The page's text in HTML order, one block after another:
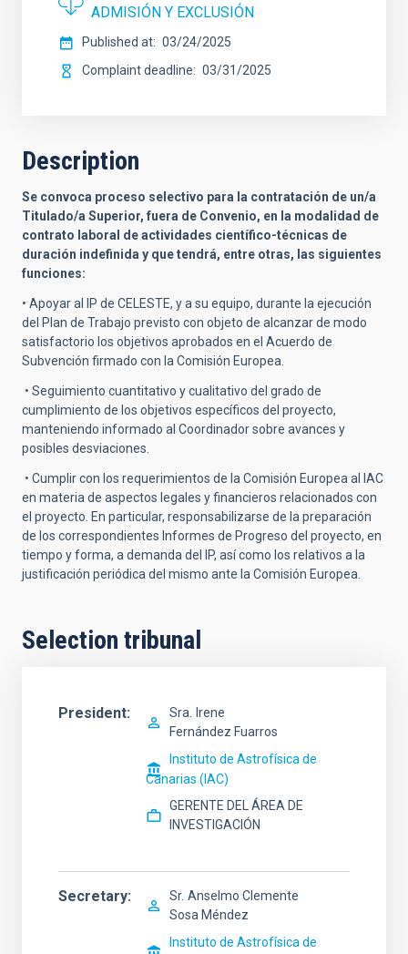
ADMISIÓN Y EXCLUSIÓN
Published at
03/24/2025
Complaint deadline
03/31/2025
Description
Se convoca proceso selectivo para la contratación de un/a
Titulado/a Superior, fuera de Convenio, en la modalidad de
contrato laboral de actividades científico-técnicas de
duración indefinida y que tendrá, entre otras, las siguientes
funciones:
• Apoyar al IP de CELESTE, y a su equipo, durante la ejecución
del Plan de Trabajo previsto con objeto de alcanzar de modo
satisfactorio los objetivos aprobados en el Acuerdo de
Subvención firmado con la Comisión Europea.
• Seguimiento cuantitativo y cualitativo del grado de
cumplimiento de los objetivos específicos del proyecto,
manteniendo informado al Coordinador sobre avances y
posibles desviaciones.
• Cumplir con los requerimientos de la Comisión Europea al IAC
en materia de aspectos legales y financieros relacionados con
el proyecto. En particular, responsabilizarse de la preparación
de los correspondientes Informes de Progreso del proyecto, en
tiempo y forma, a demanda del IP, así como los relativos a la
justificación periódica del mismo ante la Comisión Europea.
Selection tribunal
President Sra.
Irene
Fernández Fuarros
Instituto de Astrofísica de
Canarias (IAC)
GERENTE DEL ÁREA DE
INVESTIGACIÓN
Secretary Sr. Anselmo Clemente
Sosa Méndez
Instituto de Astrofísica de